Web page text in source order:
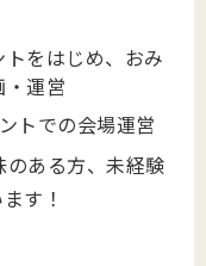
をはじめ、おみ
・運営
トでの会場運営
のある方、未経験
す！